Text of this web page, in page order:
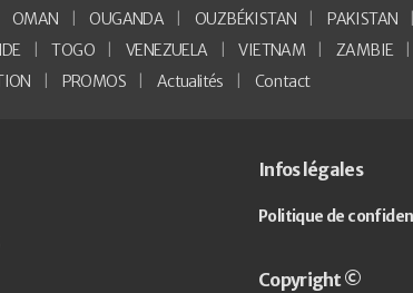
OMAN OUGANDA OUZBÉKISTAN PAKISTAN
TOGO VENEZUELA VIETNAM ZAMBIE
PROMOS Actualités Contact
Infos légales
Politique de
Copyright ©